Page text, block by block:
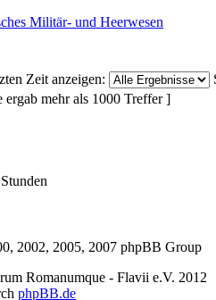
Militär- und Heerwesen
Zeit anzeigen:
ergab mehr als 1000 Treffer ]
2002, 2005, 2007 phpBB Group
Romanumque - Flavii e.V. 2012
phpBB.de